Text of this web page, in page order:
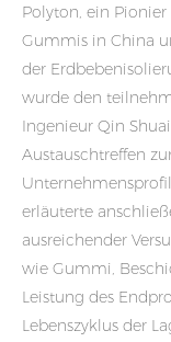
Polyton, ein
Gummis in China
der
wurde den
Ingenieur Qin
Austauschtreffen
erläuterte
ausreichender
wie Gummi,
Leistung des
Lebenszyklus der